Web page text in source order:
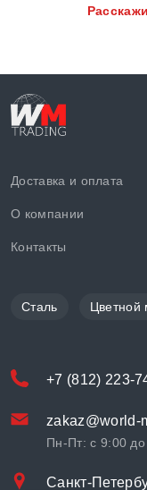
Доставка и оплата
О компании
Контакты
Сталь Цветной
+7 (812) 223-
zakaz@world-
Пн-Пт: с 9:00
Санкт-